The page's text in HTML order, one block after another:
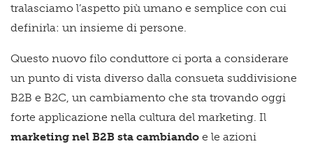
tralasciamo l’aspetto più umano e semplice con cui
definirla: un insieme di persone.
Questo nuovo filo conduttore ci porta a considerare
un punto di vista diverso dalla consueta suddivisione
B2B e B2C, un cambiamento che sta trovando oggi
forte applicazione nella cultura del marketing. Il
marketing nel B2B sta cambiando e le azioni